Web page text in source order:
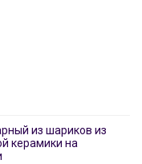
из шариков из
керамики на